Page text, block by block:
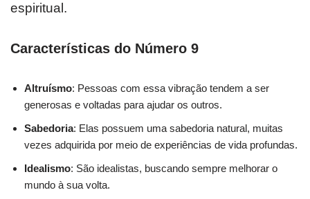
espiritual.
Características do Número 9
Altruísmo: Pessoas com essa vibração tendem a ser
generosas e voltadas para ajudar os outros.
Sabedoria: Elas possuem uma sabedoria natural, muitas
vezes adquirida por meio de experiências de vida profundas.
Idealismo: São idealistas, buscando sempre melhorar o
mundo à sua volta.